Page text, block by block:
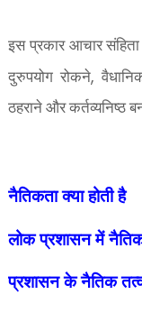
इस प्रकार आचार
दुरुपयोग रोकने,
ठहराने और कर्तव्यनिष्ठ
नैतिकता क्या होती है
लोक प्रशासन में
प्रशासन के नैतिक